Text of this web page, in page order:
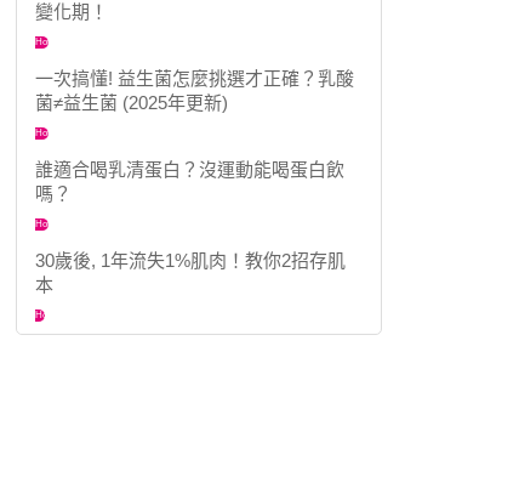
變化期！
Hot
一次搞懂! 益生菌怎麼挑選才正確？乳酸
菌≠益生菌 (2025年更新)
Hot
誰適合喝乳清蛋白？沒運動能喝蛋白飲
嗎？
Hot
30歲後, 1年流失1%肌肉！教你2招存肌
本
Hot